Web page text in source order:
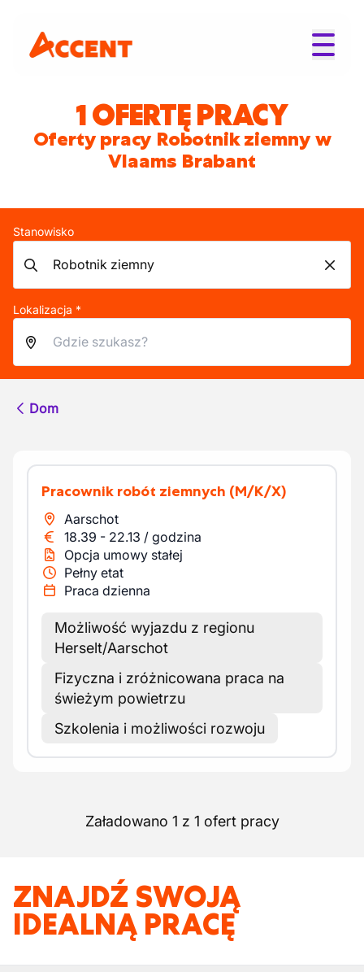
1 OFERTĘ PRACY
Oferty pracy Robotnik ziemny w
Vlaams Brabant
Stanowisko
Lokalizacja *
Dom
Pracownik robót ziemnych (M/K/X)
Aarschot
18.39 - 22.13 / godzina
Opcja umowy stałej
Pełny etat
Praca dzienna
Możliwość wyjazdu z regionu
Herselt/Aarschot
Fizyczna i zróżnicowana praca na
świeżym powietrzu
Szkolenia i możliwości rozwoju
Załadowano 1 z 1 ofert pracy
ZNAJDŹ SWOJĄ
IDEALNĄ PRACĘ